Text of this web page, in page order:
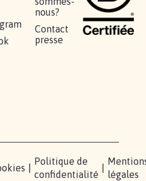
nous?
Contact
presse
Politique de
confidentialité
légales